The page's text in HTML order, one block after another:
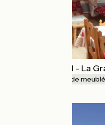
Jean RONZATTI - La
Gîtes et locations de